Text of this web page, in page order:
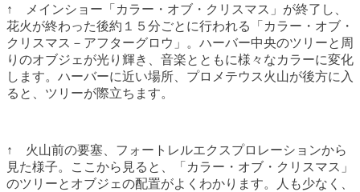
↑ メインショー「カラー・オブ・クリスマス」が終了し、
花火が終わった後約１５分ごとに行われる「カラー・オブ・
クリスマス－アフターグロウ」。ハーバー中央のツリーと周
りのオブジェが光り輝き、音楽とともに様々なカラーに変化
します。ハーバーに近い場所、プロメテウス火山が後方に入
ると、ツリーが際立ちます。
↑ 火山前の要塞、フォートレルエクスプロレーションから
見た様子。ここから見ると、「カラー・オブ・クリスマス」
のツリーとオブジェの配置がよくわかります。人も少なく、